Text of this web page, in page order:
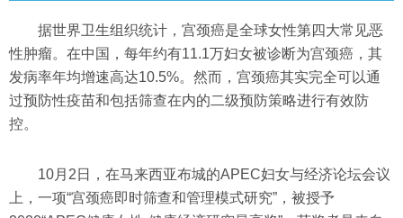
据世界卫生组织统计，宫颈癌是全球女性第四大常见恶
性肿瘤。在中国，每年约有11.1万妇女被诊断为宫颈癌，其
发病率年均增速高达10.5%。然而，宫颈癌其实完全可以通
过预防性疫苗和包括筛查在内的二级预防策略进行有效防
控。
10月2日，在马来西亚布城的APEC妇女与经济论坛会议
上，一项“宫颈癌即时筛查和管理模式研究”，被授予